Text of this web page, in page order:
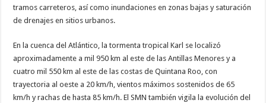
tramos carreteros, así como inundaciones en zonas bajas y saturación
de drenajes en sitios urbanos.
En la cuenca del Atlántico, la tormenta tropical Karl se localizó
aproximadamente a mil 950 km al este de las Antillas Menores y a
cuatro mil 550 km al este de las costas de Quintana Roo, con
trayectoria al oeste a 20 km/h, vientos máximos sostenidos de 65
km/h y rachas de hasta 85 km/h. El SMN también vigila la evolución del